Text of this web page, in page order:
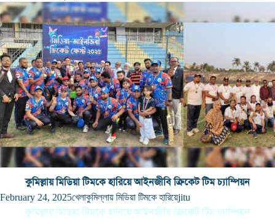
কুমিল্লায় মিডিয়া টিমকে হারিয়ে আইনজীবি ক্রিকেট টিম চ্যাম্পিয়ন
February 24, 2025খেলাকুমিল্লায় মিডিয়া টিমকে হারিয়েjitu
কুমিল্লায় মিডিয়া টিমকে হারিয়ে আইনজীবি ক্রিকেট টিম চ্যাম্পিয়ন